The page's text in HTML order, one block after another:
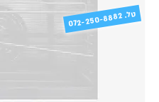
072-250-8882 .טל